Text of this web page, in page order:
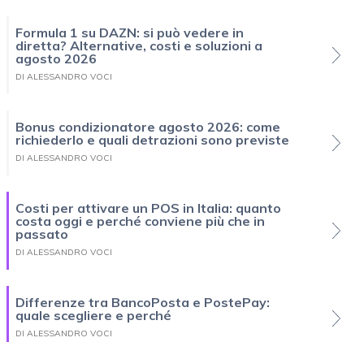
Formula 1 su DAZN: si può vedere in
diretta? Alternative, costi e soluzioni a
agosto 2026
DI ALESSANDRO VOCI
Bonus condizionatore agosto 2026: come
richiederlo e quali detrazioni sono previste
DI ALESSANDRO VOCI
Costi per attivare un POS in Italia: quanto
costa oggi e perché conviene più che in
passato
DI ALESSANDRO VOCI
Differenze tra BancoPosta e PostePay:
quale scegliere e perché
DI ALESSANDRO VOCI